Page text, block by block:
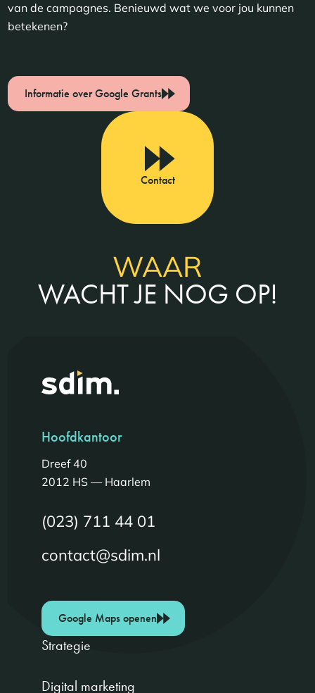
van de campagnes. Benieuwd wat we voor jou kunnen
betekenen?
Informatie over Google Grants
Contact
WAAR
WACHT JE NOG OP!
Hoofdkantoor
Dreef 40
2012 HS — Haarlem
(023) 711 44 01
contact@sdim.nl
Google Maps openen
Strategie
Digital marketing